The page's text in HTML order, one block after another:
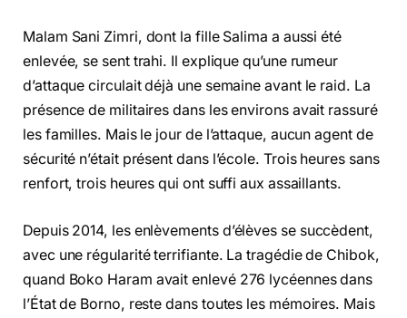
Malam Sani Zimri, dont la fille Salima a aussi été
enlevée, se sent trahi. Il explique qu’une rumeur
d’attaque circulait déjà une semaine avant le raid. La
présence de militaires dans les environs avait rassuré
les familles. Mais le jour de l’attaque, aucun agent de
sécurité n’était présent dans l’école. Trois heures sans
renfort, trois heures qui ont suffi aux assaillants.
Depuis 2014, les enlèvements d’élèves se succèdent,
avec une régularité terrifiante. La tragédie de Chibok,
quand Boko Haram avait enlevé 276 lycéennes dans
l’État de Borno, reste dans toutes les mémoires. Mais